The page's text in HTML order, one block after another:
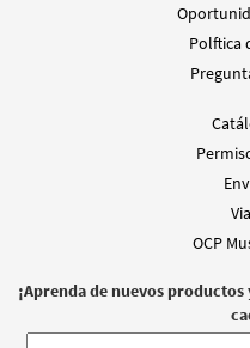
Polftica
OCP
¡Aprenda de nuevos